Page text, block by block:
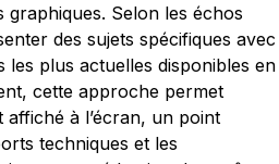
Selon les échos
des sujets spécifiques avec
plus actuelles disponibles en
cette approche permet
affiché à l’écran, un point
techniques et les